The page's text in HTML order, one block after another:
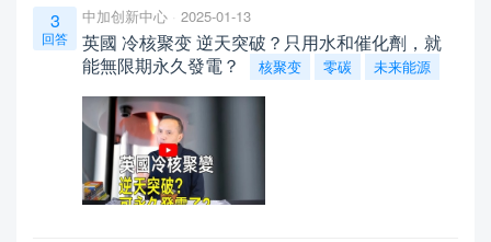
3
回答
中加创新中心 2025-01-13
英國 冷核聚变 逆天突破？只用水和催化劑，就
能無限期永久發電？
核聚变 零碳 未来能源